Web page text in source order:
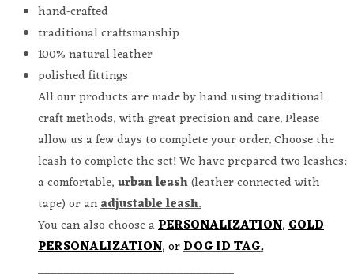
hand-crafted
traditional craftsmanship
100% natural leather
polished fittings
All our products are made by hand using traditional
craft methods, with great precision and care. Please
allow us a few days to complete your order. Choose the
leash to complete the set! We have prepared two leashes:
a comfortable,urban leash(leather connected with
tape) or anadjustable leash.
You can also choose aPERSONALIZATION,GOLD
PERSONALIZATION, orDOG ID TAG.
_______________________________